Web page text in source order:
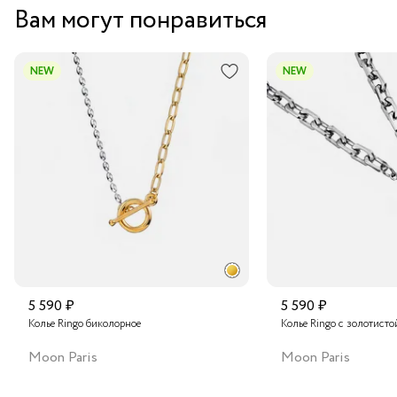
Вам могут понравиться
NEW
5 590 ₽
Колье Ringo биколорное
Moon Paris
NEW
5 590 ₽
Колье Ringo с
Moon Paris